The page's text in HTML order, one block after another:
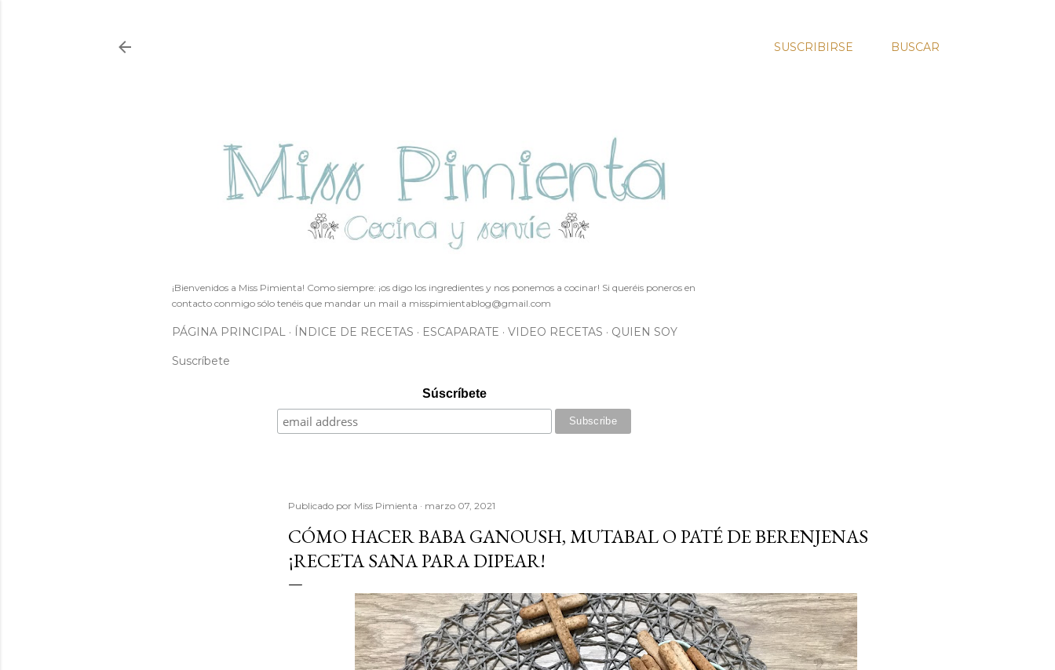
SUSCRIBIRSE BUSCAR
¡Bienvenidos a Miss Pimienta! Como siempre: ¡os digo los ingredientes y nos ponemos a cocinar! Si queréis poneros en
contacto conmigo sólo tenéis que mandar un mail a misspimientablog@gmail.com
PÁGINA PRINCIPAL ÍNDICE DE RECETAS ESCAPARATE VIDEO RECETAS QUIEN SOY
Suscríbete
Súscríbete
Publicado por Miss Pimienta marzo 07, 2021
CÓMO HACER BABA GANOUSH, MUTABAL O PATÉ DE BERENJENAS
¡RECETA SANA PARA DIPEAR!